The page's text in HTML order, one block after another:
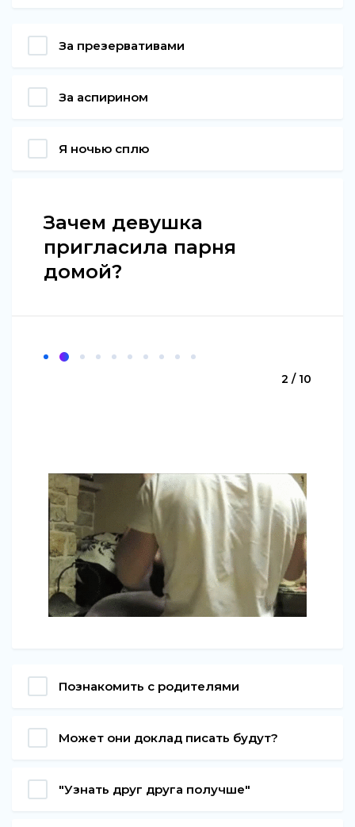
За презервативами
За аспирином
Я ночью сплю
Зачем девушка
пригласила парня
домой?
2 / 10
Познакомить с родителями
Может они доклад писать будут?
"Узнать друг друга получше"